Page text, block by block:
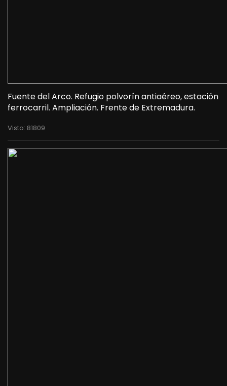
Fuente del Arco. Refugio polvorín antiaéreo, estación
ferrocarril. Ampliación. Frente de Extremadura.
Visto: 81809